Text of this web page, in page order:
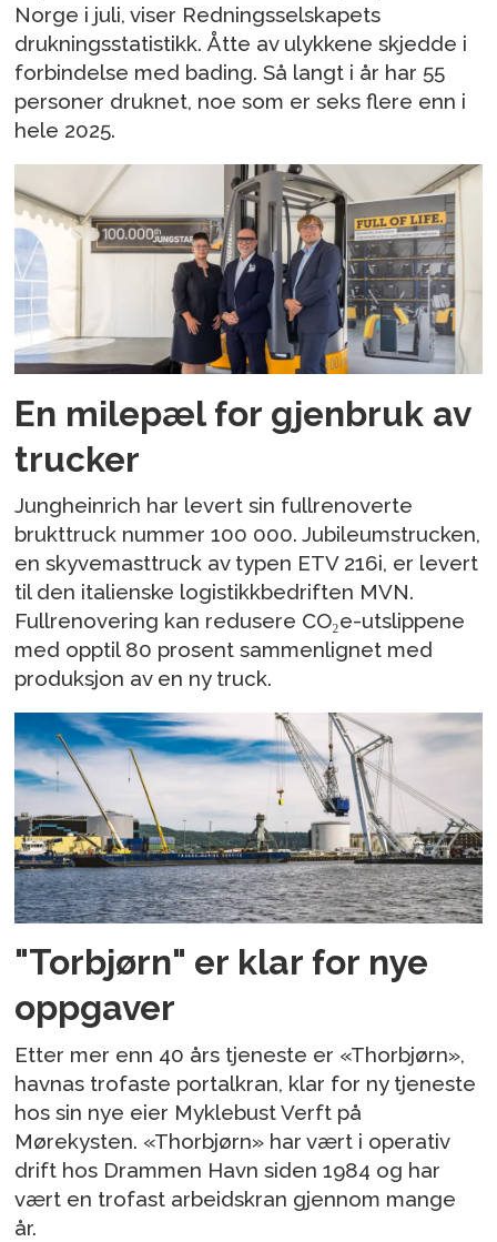
Norge i juli, viser Redningsselskapets
drukningsstatistikk. Åtte av ulykkene skjedde i
forbindelse med bading. Så langt i år har 55
personer druknet, noe som er seks flere enn i
hele 2025.
En milepæl for gjenbruk av
trucker
Jungheinrich har levert sin fullrenoverte
brukttruck nummer 100 000. Jubileumstrucken,
en skyvemasttruck av typen ETV 216i, er levert
til den italienske logistikkbedriften MVN.
Fullrenovering kan redusere CO₂e-utslippene
med opptil 80 prosent sammenlignet med
produksjon av en ny truck.
"Torbjørn" er klar for nye
oppgaver
Etter mer enn 40 års tjeneste er «Thorbjørn»,
havnas trofaste portalkran, klar for ny tjeneste
hos sin nye eier Myklebust Verft på
Mørekysten. «Thorbjørn» har vært i operativ
drift hos Drammen Havn siden 1984 og har
vært en trofast arbeidskran gjennom mange
år.